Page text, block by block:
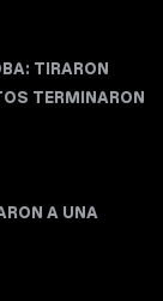
TIRARON
TERMINARON
A UNA